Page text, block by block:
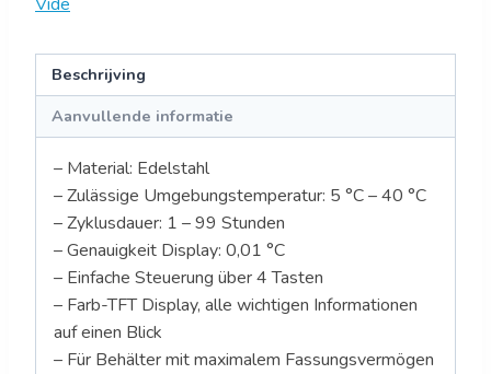
Beschrijving
Aanvullende informatie
– Material: Edelstahl
– Zulässige Umgebungstemperatur: 5 °C – 40 °C
– Zyklusdauer: 1 – 99 Stunden
– Genauigkeit Display: 0,01 °C
– Einfache Steuerung über 4 Tasten
– Farb-TFT Display, alle wichtigen Informationen
auf einen Blick
– Für Behälter mit maximalem Fassungsvermögen